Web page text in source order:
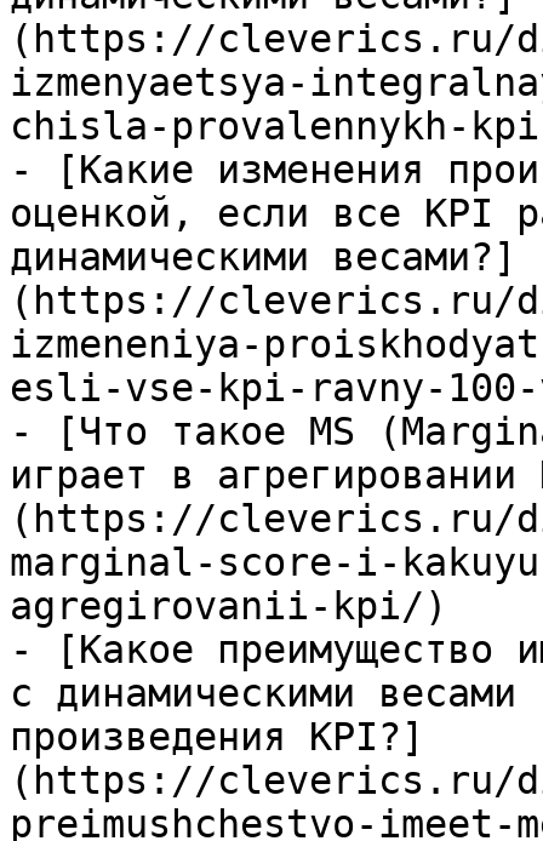
(https://cleverics.ru/
izmenyaetsya-
chisla-provalennykh-
- [Какие изменения
оценкой, если все KPI
динамическими весами?]
(https://cleverics.ru/
izmeneniya-
esli-vse-kpi-ravny-100-
- [Что такое MS
играет в
(https://cleverics.ru/
marginal-score-i-
agregirovanii-kpi/)
- [Какое преимущество
с динамическими весами
произведения KPI?]
(https://cleverics.ru/
preimushchestvo-